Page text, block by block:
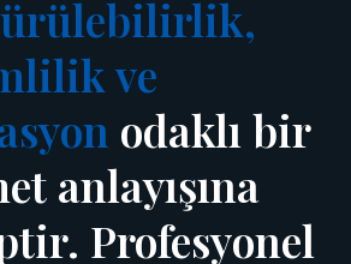
ve
odaklı bir
anlayışına
Profesyonel